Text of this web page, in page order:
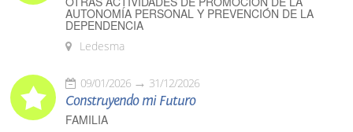
AUTONOMÍA PERSONAL Y PREVENCIÓN DE LA
DEPENDENCIA
Ledesma
09/01/2026 31/12/2026
Construyendo mi Futuro
FAMILIA